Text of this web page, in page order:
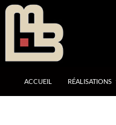
ACCUEIL RÉALISATIONS